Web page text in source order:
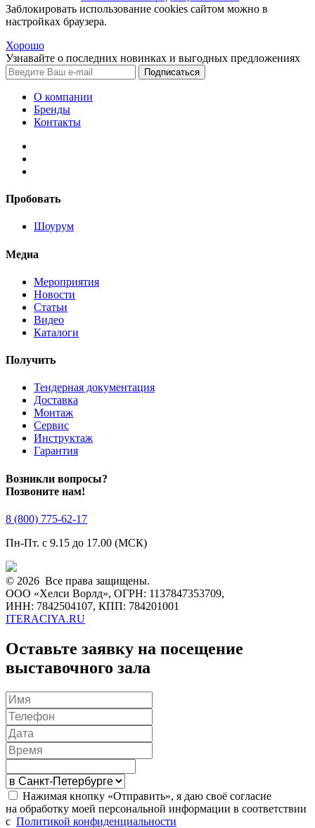
Заблокировать использование cookies сайтом можно в
настройках браузера.
Хорошо
Узнавайте о последних новинках и выгодных предложениях
Подписаться
О компании
Бренды
Контакты
Пробовать
Шоурум
Медиа
Мероприятия
Новости
Статьи
Видео
Каталоги
Получить
Тендерная документация
Доставка
Монтаж
Сервис
Инструктаж
Гарантия
Возникли вопросы?
Позвоните нам!
8 (800) 775-62-17
Пн-Пт. с 9.15 до 17.00 (МСК)
© 2026 Все права защищены.
ООО «Хелси Ворлд», ОГРН: 1137847353709,
ИНН: 7842504107, КПП: 784201001
ITERACIYA.RU
Оставьте заявку на посещение
выставочного зала
Нажимая кнопку «Отправить», я даю своё согласие
на обработку моей персональной информации в соответствии
с Политикой конфиденциальности